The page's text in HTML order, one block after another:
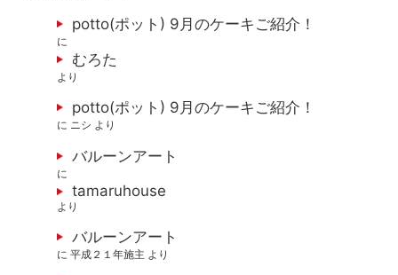
potto(ポット) 9月のケーキご紹介！
に
むろた
より
potto(ポット) 9月のケーキご紹介！
に ニシ より
バルーンアート
に
tamaruhouse
より
バルーンアート
に平成２１年施主 より